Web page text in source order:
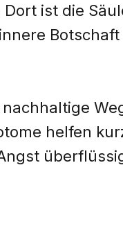
ist die
Botschaft
helfen